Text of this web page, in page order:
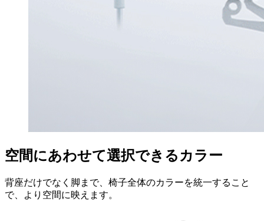
空間にあわせて選択できるカラー
背座だけでなく脚まで、椅子全体のカラーを統一すること
で、より空間に映えます。